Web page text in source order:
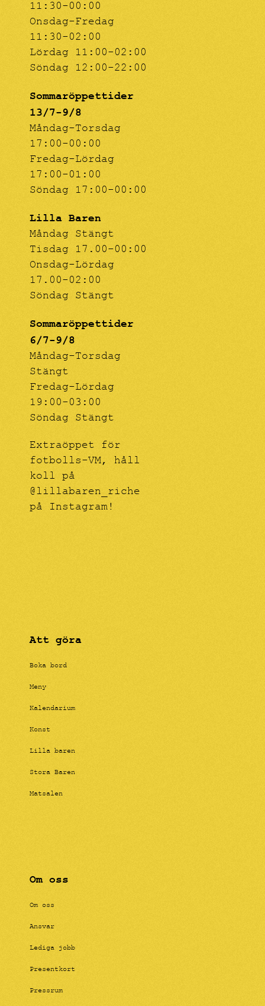
11:30-00:00
Onsdag-Fredag
11:30-02:00
Lördag 11:00-02:00
Söndag 12:00-22:00
Sommaröppettider
13/7-9/8
Måndag-Torsdag
17:00-00:00
Fredag-Lördag
17:00-01:00
Söndag 17:00-00:00
Lilla Baren
Måndag Stängt
Tisdag 17.00-00:00
Onsdag-Lördag
17.00-02:00
Söndag Stängt
Sommaröppettider
6/7-9/8
Måndag-Torsdag
Stängt
Fredag-Lördag
19:00-03:00
Söndag Stängt
Extraöppet för
fotbolls-VM, håll
koll på
@lillabaren_riche
på Instagram!
Att göra
Boka bord
Meny
Kalendarium
Konst
Lilla baren
Stora Baren
Matsalen
Om oss
Om oss
Ansvar
Lediga jobb
Presentkort
Pressrum